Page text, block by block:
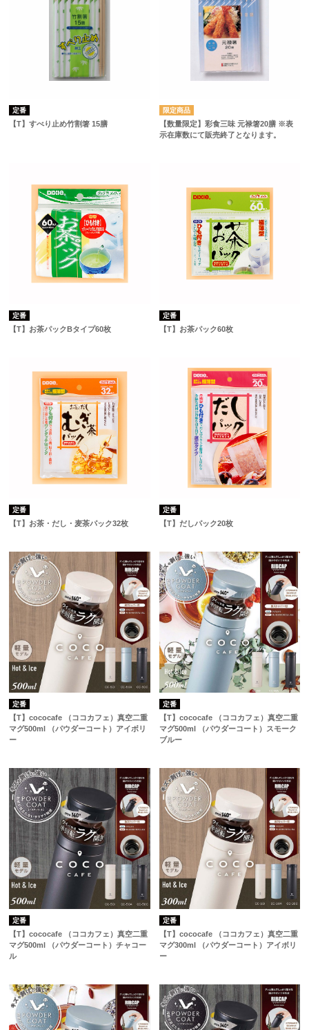
定番
【T】すべり止め竹割箸 15膳
【数量限定】彩食三味 元禄箸20膳 ※表
示在庫数にて販売終了となります。
定番
【T】お茶パックBタイプ60枚
定番
【T】お茶パック60枚
定番
【T】お茶・だし・麦茶パック32枚
定番
【T】だしパック20枚
定番
【T】cococafe （ココカフェ）真空二重
マグ500ml （パウダーコート）アイボリ
ー
定番
【T】cococafe （ココカフェ）真空二重
マグ500ml （パウダーコート）スモーク
ブルー
定番
【T】cococafe （ココカフェ）真空二重
マグ500ml （パウダーコート）チャコー
ル
定番
【T】cococafe （ココカフェ）真空二重
マグ300ml （パウダーコート）アイボリ
ー